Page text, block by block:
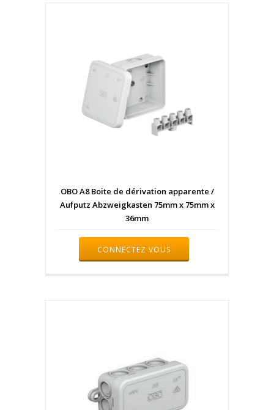
OBO A8 Boite de dérivation apparente /
Aufputz Abzweigkasten 75mm x 75mm x
36mm
CONNECTEZ VOUS